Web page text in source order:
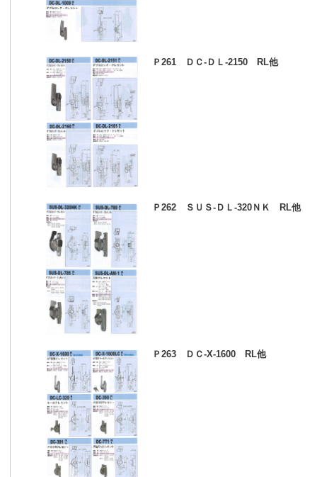
Ｐ261 ＤＣ‐ＤＬ‐2150 RL他
Ｐ262 ＳＵＳ‐ＤＬ‐320ＮＫ RL他
Ｐ263 ＤＣ‐X‐1600 RL他